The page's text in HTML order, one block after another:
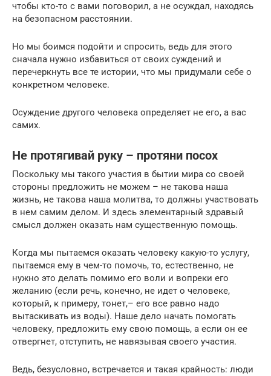
чтобы кто-то с вами поговорил, а не осуждал, находясь
на безопасном расстоянии.
Но мы боимся подойти и спросить, ведь для этого
сначала нужно избавиться от своих суждений и
перечеркнуть все те истории, что мы придумали себе о
конкретном человеке.
Осуждение другого человека определяет не его, а вас
самих.
Не протягивай руку – протяни посох
Поскольку мы такого участия в бытии мира со своей
стороны предложить не можем – не такова наша
жизнь, не такова наша молитва, то должны участвовать
в нем самим делом. И здесь элементарный здравый
смысл должен оказать нам существенную помощь.
Когда мы пытаемся оказать человеку какую-то услугу,
пытаемся ему в чем-то помочь, то, естественно, не
нужно это делать помимо его воли и вопреки его
желанию (если речь, конечно, не идет о человеке,
который, к примеру, тонет,– его все равно надо
вытаскивать из воды). Наше дело начать помогать
человеку, предложить ему свою помощь, а если он ее
отвергнет, отступить, не навязывая своего участия.
Ведь, безусловно, встречается и такая крайность: люди